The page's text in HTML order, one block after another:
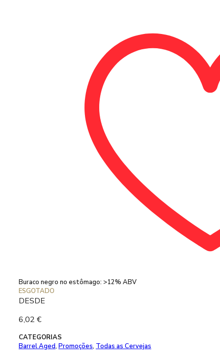
Buraco negro no estômago: >12% ABV
ESGOTADO
DESDE
6,02 €
CATEGORIAS
Barrel Aged, Promoções, Todas as Cervejas